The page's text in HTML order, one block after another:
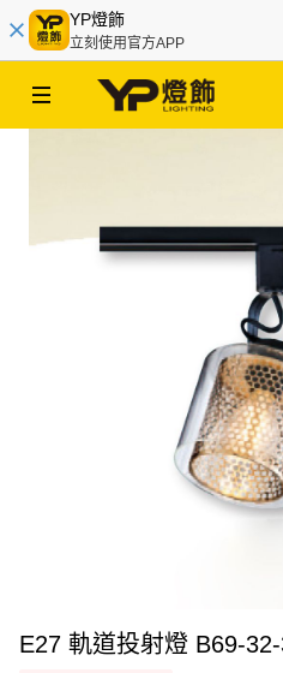
YP燈飾
立刻使用官方APP
E27 軌道投射燈 B69-